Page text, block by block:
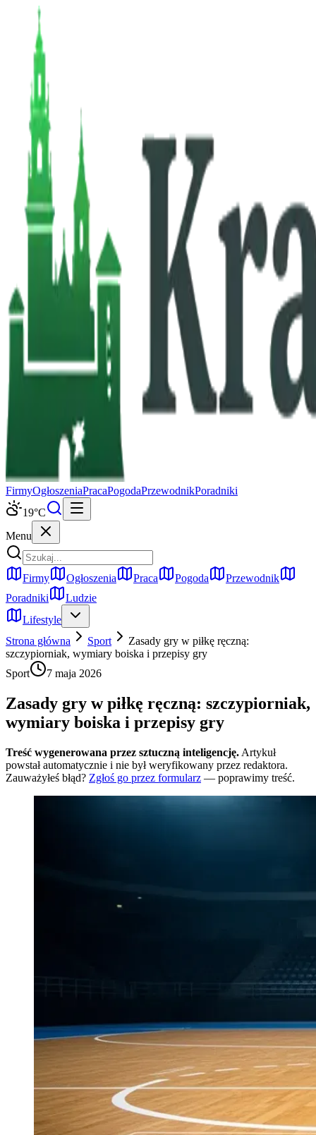
FirmyOgłoszeniaPracaPogodaPrzewodnikPoradniki
19°C
Menu
Firmy Ogłoszenia Praca Pogoda
Przewodnik
Poradniki
Ludzie
Lifestyle
Strona główna
Sport
Zasady gry w piłkę ręczną:
szczypiorniak, wymiary boiska i przepisy gry
Sport
7 maja 2026
Zasady gry w piłkę ręczną: szczypiorniak,
wymiary boiska i przepisy gry
Treść wygenerowana przez sztuczną inteligencję. Artykuł
powstał automatycznie i nie był weryfikowany przez redaktora.
Zauważyłeś błąd? Zgłoś go przez formularz — poprawimy treść.